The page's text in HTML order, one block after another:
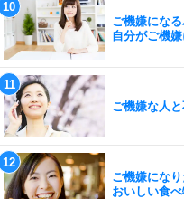
ご機嫌になる
自分がご機
ご機嫌な人
ご機嫌にな
おいしい食